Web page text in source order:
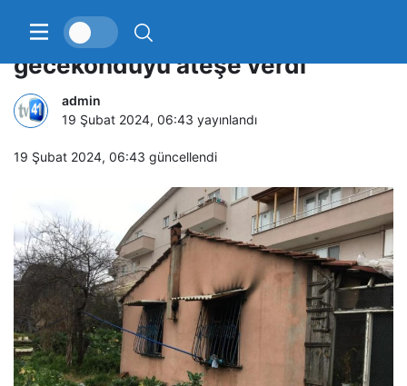
Babası namaz kıldığı esnada
gecekonduyu ateşe verdi
admin
19 Şubat 2024, 06:43 yayınlandı
19 Şubat 2024, 06:43 güncellendi